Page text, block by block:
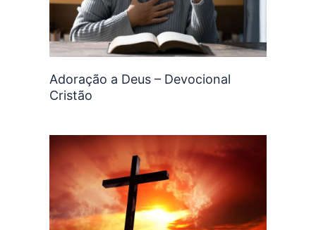
Adoração a Deus – Devocional
Cristão